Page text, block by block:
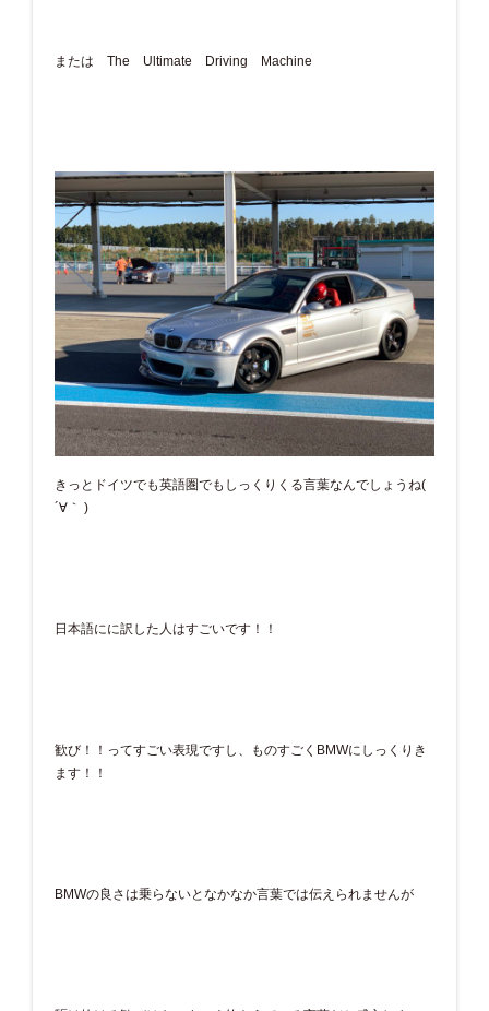
または The Ultimate Driving Machine
きっとドイツでも英語圏でもしっくりくる言葉なんでしょうね(
´∀｀ )
日本語にに訳した人はすごいです！！
歓び！！ってすごい表現ですし、ものすごくBMWにしっくりき
ます！！
BMWの良さは乗らないとなかなか言葉では伝えられませんが